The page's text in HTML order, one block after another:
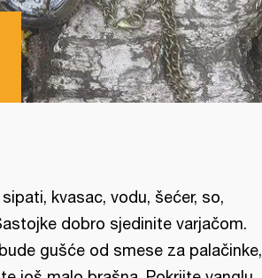
kvasac, vodu, šećer, so,
dobro sjedinite varjačom.
gušće od smese za palačinke,